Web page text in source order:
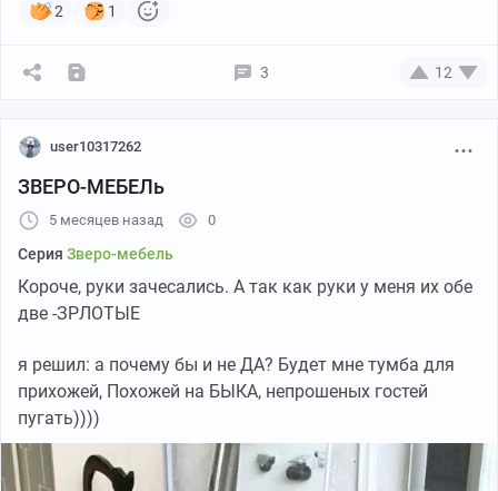
2 1
3 12
user10317262
ЗВЕРО-МЕБЕЛь
5 месяцев назад 0
Серия Зверо-мебель
Короче, руки зачесались. А так как руки у меня их обе
две -ЗРЛОТЫЕ
я решил: а почему бы и не ДА? Будет мне тумба для
прихожей, Похожей на БЫКА, непрошеных гостей
пугать))))